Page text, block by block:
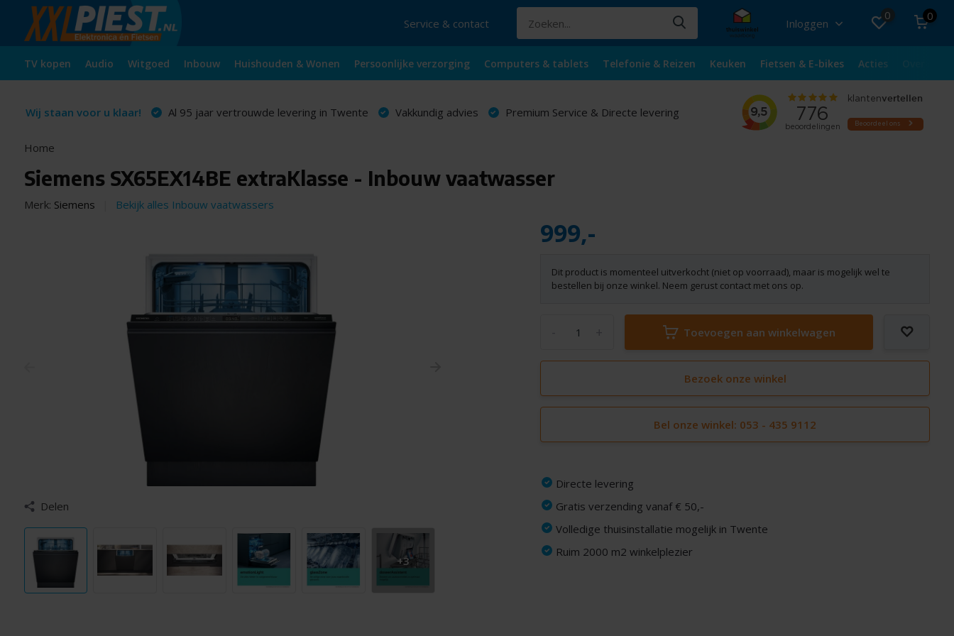
Service & contact Inloggen
0 0
TV kopen Audio Witgoed Inbouw Huishouden & Wonen Persoonlijke verzorging Computers & tablets Telefonie & Reizen Keuken Fietsen & E-bikes Acties
Wij staan voor u klaar! Al 95 jaar vertrouwde levering in Twente Vakkundig advies Premium Service & Directe levering
Home
Siemens SX65EX14BE extraKlasse - Inbouw vaatwasser
Merk: Siemens Bekijk alles Inbouw vaatwassers
Delen
+3
999,-
Dit product is momenteel uitverkocht (niet op voorraad), maar is mogelijk wel te
bestellen bij onze winkel. Neem gerust contact met ons op.
Toevoegen aan winkelwagen
Bezoek onze winkel
Bel onze winkel: 053 - 435 9112
Directe levering
Gratis verzending vanaf € 50,-
Volledige thuisinstallatie mogelijk in Twente
Ruim 2000 m2 winkelplezier